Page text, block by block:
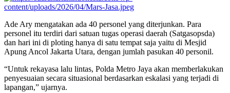
Ade Ary mengatakan ada 40 personel yang diterjunkan. Para
personel itu terdiri dari satuan tugas operasi daerah (Satgasopsda)
dan hari ini di ploting hanya di satu tempat saja yaitu di Mesjid
Apung Ancol Jakarta Utara, dengan jumlah pasukan 40 personil.
“Untuk rekayasa lalu lintas, Polda Metro Jaya akan memberlakukan
penyesuaian secara situasional berdasarkan eskalasi yang terjadi di
lapangan,” ujarnya.